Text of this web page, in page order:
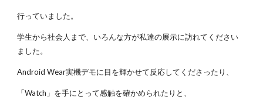
行っていました。
学生から社会人まで、いろんな方が私達の展示に訪れてください
ました。
Android Wear実機デモに目を輝かせて反応してくださったり、
「Watch」を手にとって感触を確かめられたりと、